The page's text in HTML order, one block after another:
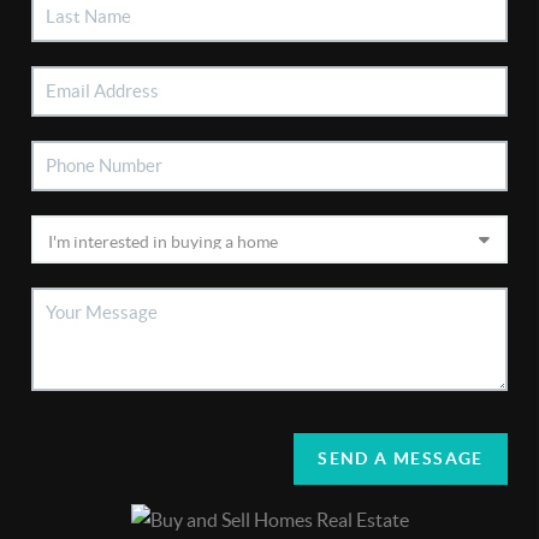
SEND A MESSAGE